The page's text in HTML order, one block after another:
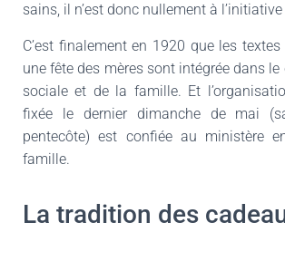
sains, il n’est donc nullement à
C’est finalement en 1920 que les
une fête des mères sont intégrée dans le
sociale et de la famille. Et
fixée le dernier dimanche de mai
pentecôte) est confiée au ministère
famille.
La tradition des